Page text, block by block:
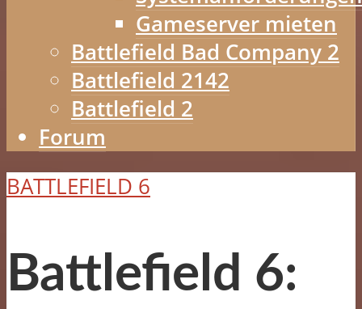
Gameserver mieten
Battlefield Bad Company 2
Battlefield 2142
Battlefield 2
Forum
BATTLEFIELD 6
Battlefield 6: